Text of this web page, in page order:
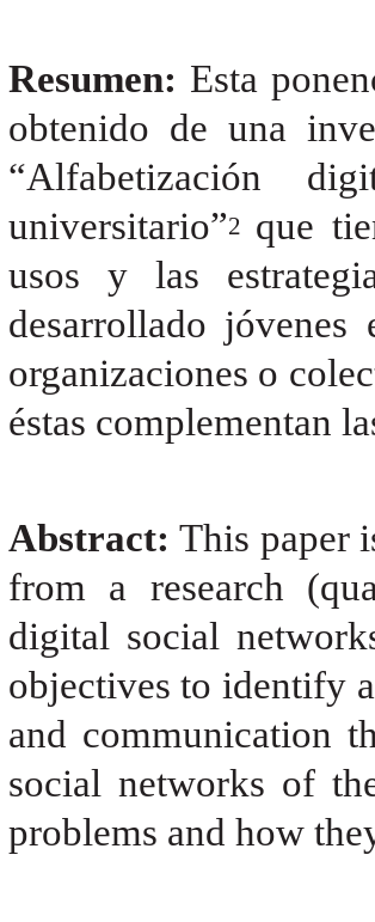
Resumen: Esta
obtenido de una
“Alfabetización
universitario”2 que
usos y las
desarrollado jóvenes
organizaciones o
éstas complementan
Abstract:This paper
from a research
digital social
objectives to identify
and communication
social networks of
problems and how